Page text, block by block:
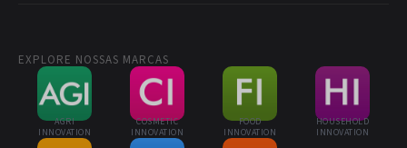
EXPLORE NOSSAS MARCAS
AGRI
INNOVATION
COSMETIC
INNOVATION
FOOD
INNOVATION
HOUSEHOLD
INNOVATION